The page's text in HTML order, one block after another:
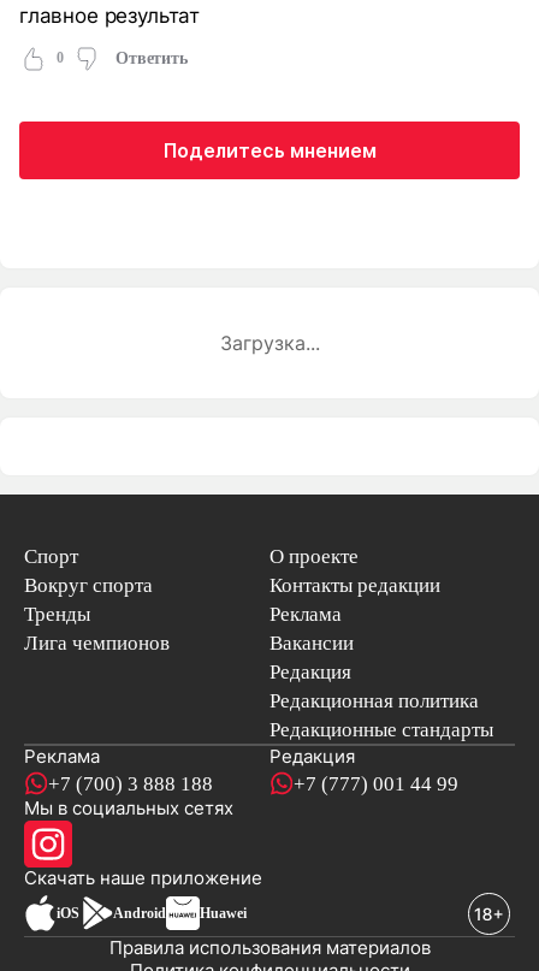
главное результат
0 Ответить
Поделитесь мнением
Загрузка...
Спорт
Вокруг спорта
Тренды
Лига чемпионов
О проекте
Контакты редакции
Реклама
Вакансии
Редакция
Редакционная политика
Редакционные стандарты
Реклама
+7 (700) 3 888 188
Редакция
+7 (777) 001 44 99
Мы в социальных сетях
Скачать наше приложениеновостей
iOS Android Huawei
Правила использования материалов